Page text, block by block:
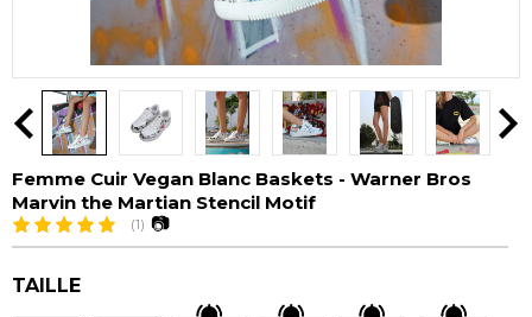
Femme Cuir Vegan Blanc Baskets - Warner Bros
Marvin the Martian Stencil Motif
(1) 📷
TAILLE